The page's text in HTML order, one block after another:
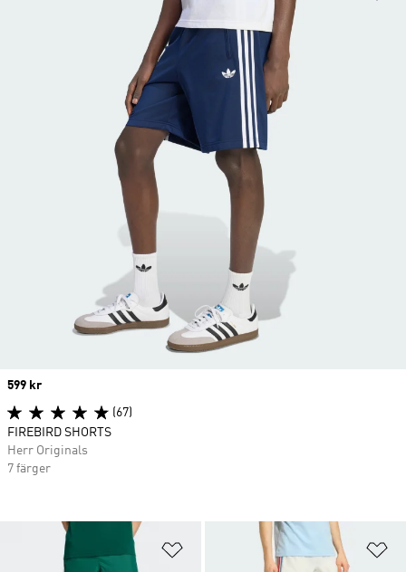
Lägg till på önskelistan
Price
599 kr
(67)
FIREBIRD SHORTS
Herr Originals
7 färger